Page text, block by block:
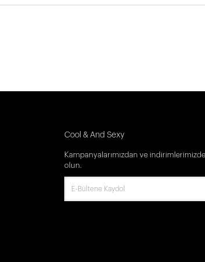
Cool & And Sexy
Kampanyalarımızdan ve
olun.